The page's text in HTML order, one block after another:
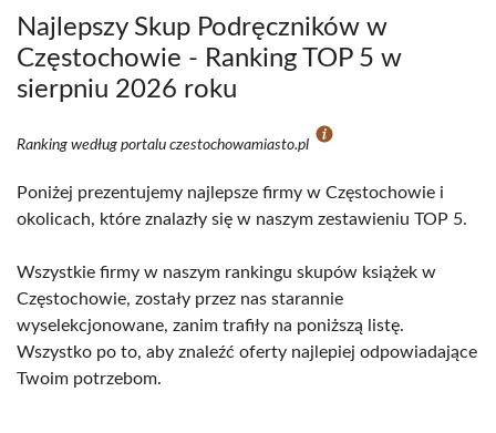
Najlepszy Skup Podręczników w
Częstochowie - Ranking TOP 5 w
sierpniu 2026 roku
Ranking według portalu czestochowamiasto.pl
Poniżej prezentujemy najlepsze firmy w Częstochowie i
okolicach, które znalazły się w naszym zestawieniu TOP 5.
Wszystkie firmy w naszym rankingu skupów książek w
Częstochowie, zostały przez nas starannie
wyselekcjonowane, zanim trafiły na poniższą listę.
Wszystko po to, aby znaleźć oferty najlepiej odpowiadające
Twoim potrzebom.